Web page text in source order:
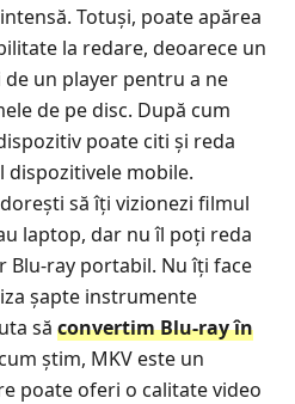
Totuși, poate apărea
la redare, deoarece un
un player pentru a ne
de pe disc. După cum
poate citi și reda
dispozitivele mobile.
să îți vizionezi filmul
laptop, dar nu îl poți reda
Blu-ray portabil. Nu îți face
șapte instrumente
să convertim Blu-ray în
știm, MKV este un
poate oferi o calitate video